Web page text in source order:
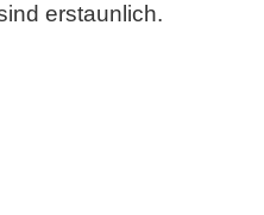
erstaunlich.